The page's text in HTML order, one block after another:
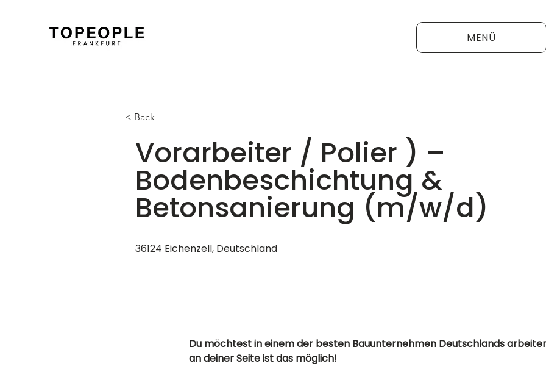
MENÜ
< Back
Vorarbeiter / Polier ) –
Bodenbeschichtung &
Betonsanierung (m/w/d)
36124 Eichenzell, Deutschland
Du möchtest in einem der besten Bauunternehmen Deutschlands
an deiner Seite ist das möglich!